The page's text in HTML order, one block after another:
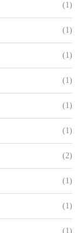
(1)
(1)
(1)
(1)
(1)
(1)
(2)
(1)
(1)
(1)